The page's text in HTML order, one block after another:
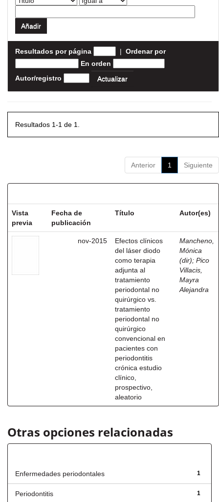
Resultados por página | Ordenar por
En orden
Autor/registro
Resultados 1-1 de 1.
Anterior 1 Siguiente
Vista
previa
Fecha de
publicación
Título Autor(es)
nov-2015
Efectos clínicos
del láser diodo
como terapia
adjunta al
tratamiento
periodontal no
quirúrgico vs.
tratamiento
periodontal no
quirúrgico
convencional en
pacientes con
periodontitis
crónica estudio
clínico,
prospectivo,
aleatorio
Mancheno,
Mónica
(dir); Pico
Villacis,
Mayra
Alejandra
Otras opciones relacionadas
1
Enfermedades periodontales
1
Periodontitis